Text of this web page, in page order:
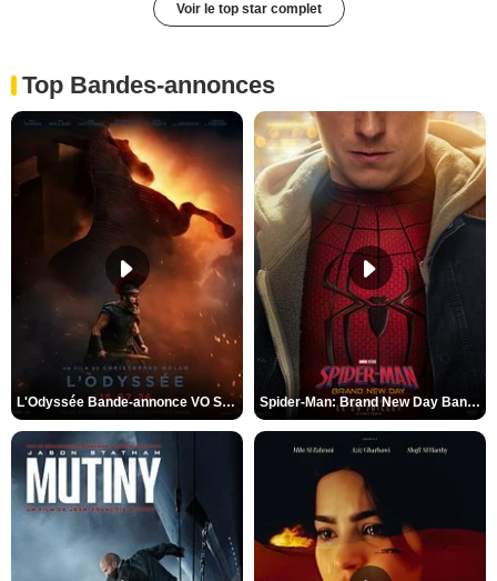
Voir le top star complet
Top Bandes-annonces
L'Odyssée Bande-annonce VO STFR Spider-Man: Brand New Day Bande-annonce VO STFR